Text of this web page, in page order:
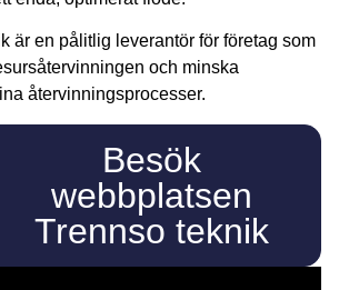
är en pålitlig leverantör för företag som
och minska
återvinningsprocesser.
Besök
webbplatsen
Trennso teknik